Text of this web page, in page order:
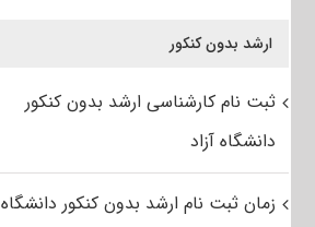
ارشد بدون کنکور
ثبت نام کارشناسی ارشد بدون کنکور
دانشگاه آزاد
زمان ثبت نام ارشد بدون کنکور دانشگاه